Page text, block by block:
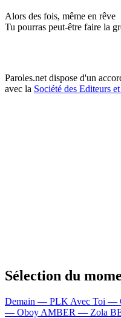
Alors des fois, même en rêve
Tu pourras peut-être faire la
Paroles.net dispose d'un
avec la Société des Editeurs
Sélection du
Demain — PLK Avec Toi —
— Oboy AMBER — Zola